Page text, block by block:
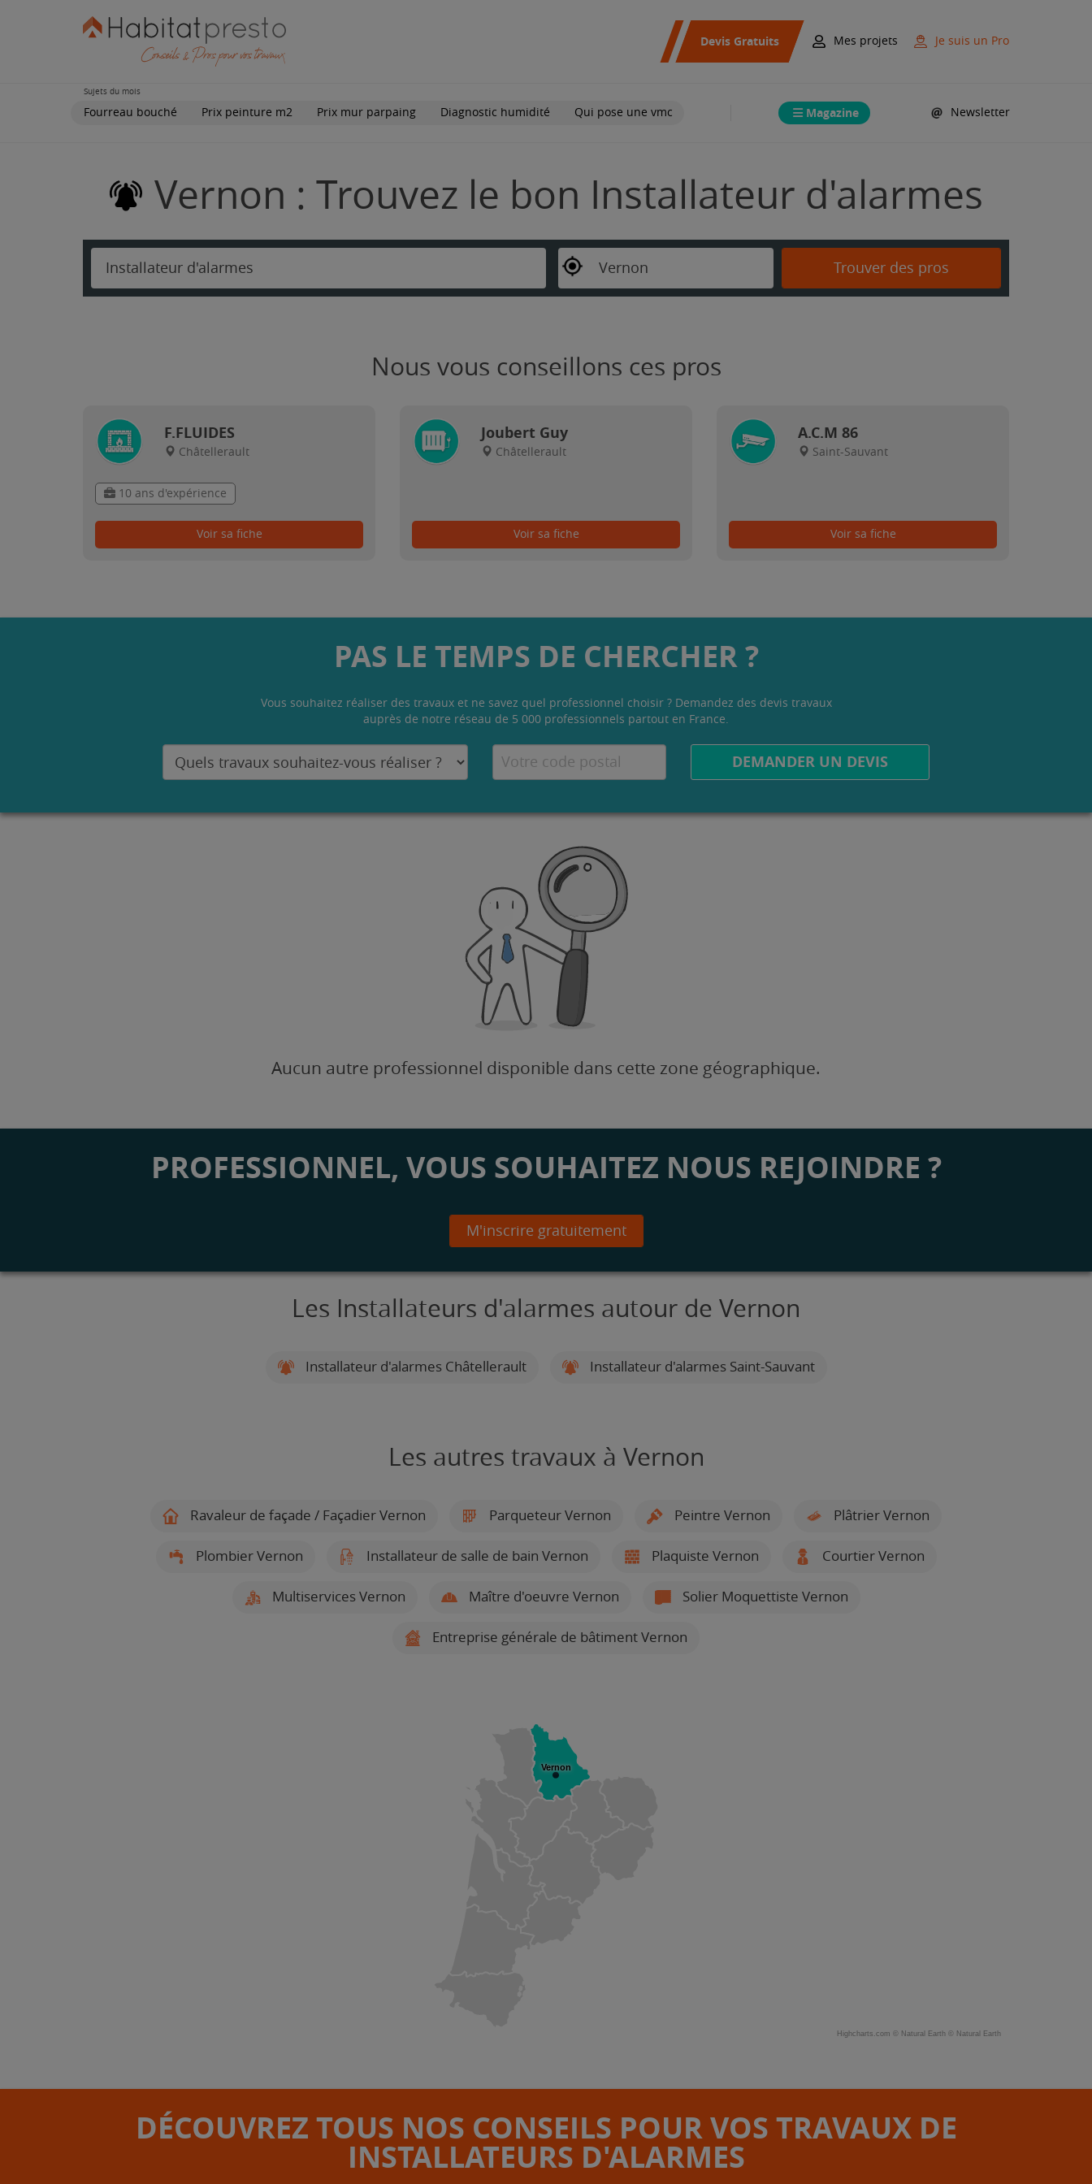
Devis Gratuits Mes projets Je suis un Pro
Sujets du mois
Fourreau bouché Prix peinture m2 Prix mur parpaing Diagnostic humidité Qui pose une vmc Magazine Newsletter
Vernon : Trouvez le bon Installateur d'alarmes
Installateur d'alarmes Vernon Trouver des pros
Nous vous conseillons ces pros
F.FLUIDES
Châtellerault
10 ans d'expérience
Voir sa fiche
Joubert Guy
Châtellerault
Voir sa fiche
A.C.M 86
Saint-Sauvant
Voir sa fiche
PAS LE TEMPS DE CHERCHER ?
Vous souhaitez réaliser des travaux et ne savez quel professionnel choisir ? Demandez des devis travaux
auprès de notre réseau de 5 000 professionnels partout en France.
DEMANDER UN DEVIS
Aucun autre professionnel disponible dans cette zone géographique.
PROFESSIONNEL, VOUS SOUHAITEZ NOUS REJOINDRE ?
M'inscrire gratuitement
Les Installateurs d'alarmes autour de Vernon
Installateur d'alarmes Châtellerault Installateur d'alarmes Saint-Sauvant
Les autres travaux à Vernon
Ravaleur de façade / Façadier Vernon Parqueteur Vernon Peintre Vernon Plâtrier Vernon
Plombier Vernon Installateur de salle de bain Vernon Plaquiste Vernon Courtier Vernon
Multiservices Vernon Maître d'oeuvre Vernon Solier Moquettiste Vernon
Entreprise générale de bâtiment Vernon
Vernon
Highcharts.com © Natural Earth © Natural Earth
DÉCOUVREZ TOUS NOS CONSEILS POUR VOS TRAVAUX DE
INSTALLATEURS D'ALARMES